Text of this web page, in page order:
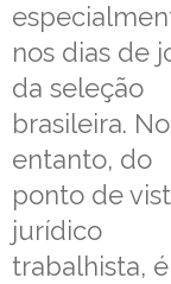
nos dias de
da seleção
brasileira. No
entanto, do
ponto de
jurídico
trabalhista, é